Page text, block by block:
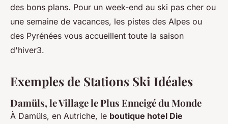
des bons plans. Pour un week-end au ski pas cher ou
une semaine de vacances, les pistes des Alpes ou
des Pyrénées vous accueillent toute la saison
d'hiver3.
Exemples de Stations Ski Idéales
Damüls, le Village le Plus Enneigé du Monde
À Damüls, en Autriche, le boutique hotel Die